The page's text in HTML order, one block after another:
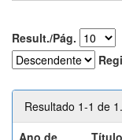
Result./Pág.
Resultado 1-1 de 1.
Ano de
Título